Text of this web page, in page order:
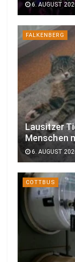
6. AUGUST
FALKENBERG
Lausitzer
Menschen
6. AUGUST
COTTBUS